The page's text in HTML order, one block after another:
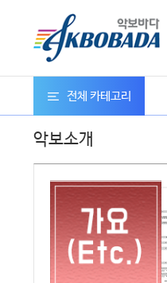
전체 카테고리
악보소개